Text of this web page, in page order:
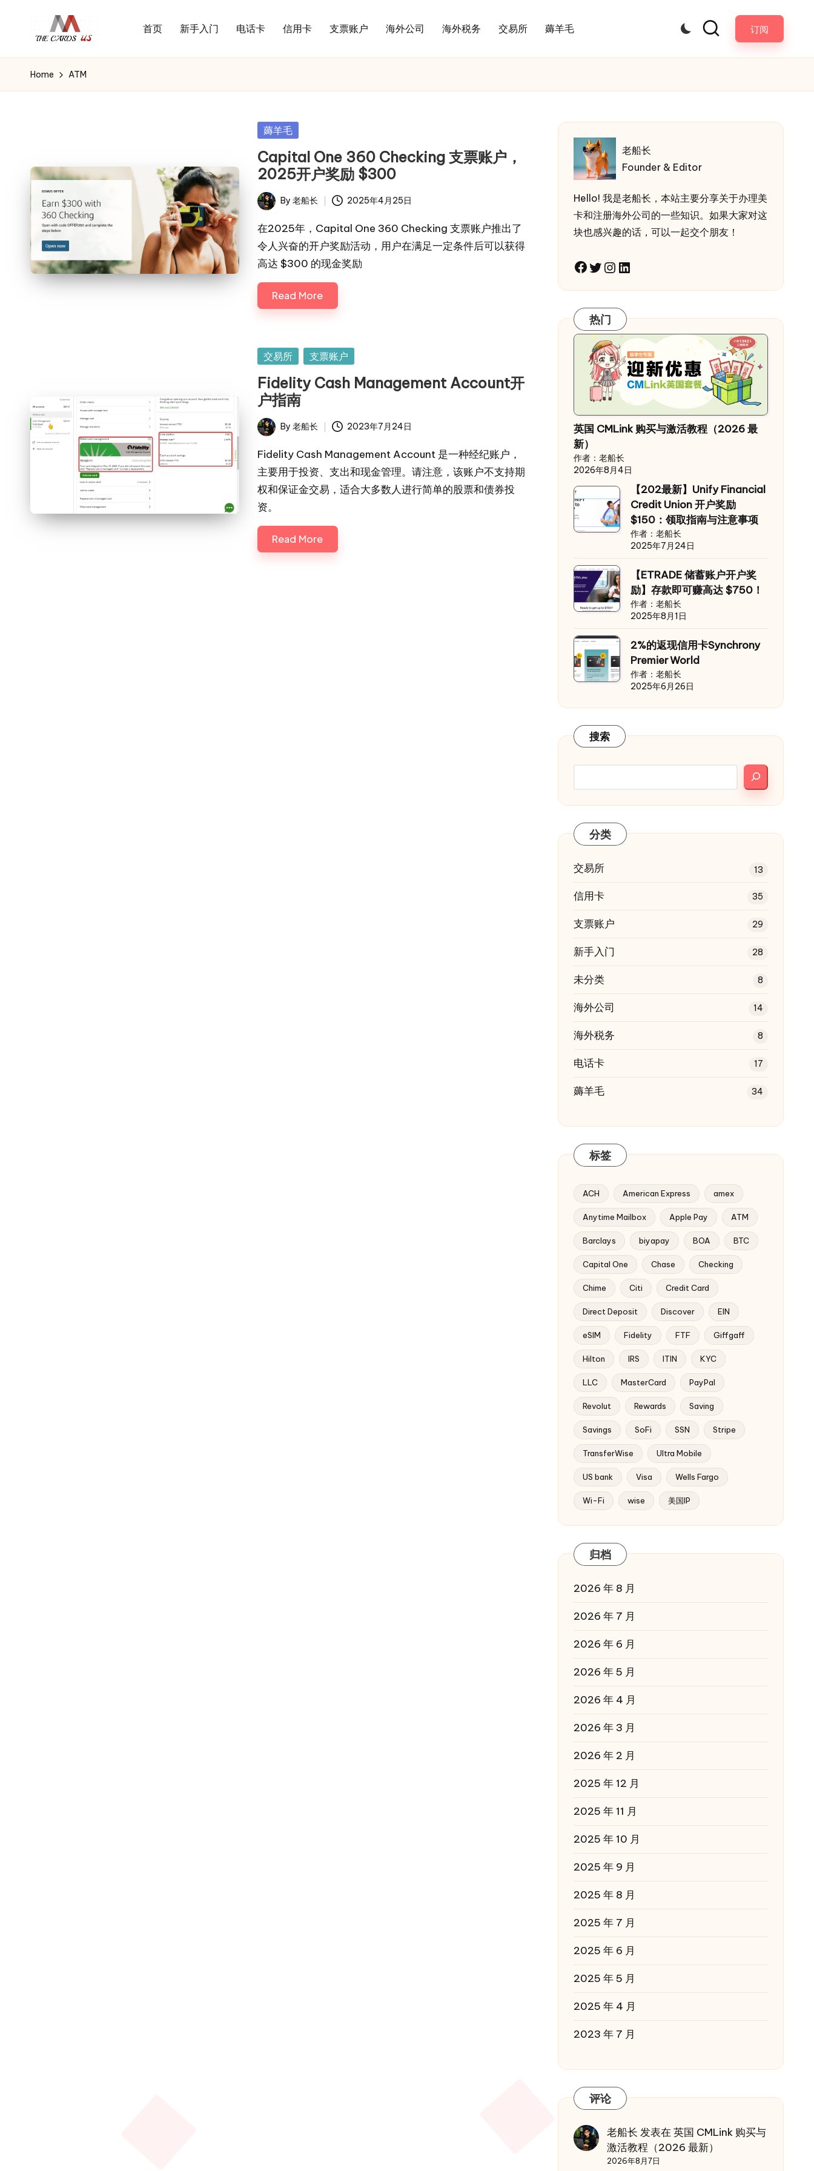
U
S
C
s
cards
of
首页 新手入门 电话卡 信用卡 支票账户 海外公司 海外税务 交易所 薅羊毛 订阅
Home ATM
Posted
薅羊毛
Capital One 360 Checking 支票账户，
2025开户奖励 $300
Posted
by
By 老船长 2025年4月25日
在2025年，Capital One 360 Checking 支票账户推出了
令人兴奋的开户奖励活动，用户在满足一定条件后可以获得
高达 $300 的现金奖励
Read More
Posted
交易所 支票账户
Fidelity Cash Management Account开
户指南
Posted
by
By 老船长 2023年7月24日
Fidelity Cash Management Account 是一种经纪账户，
主要用于投资、支出和现金管理。请注意，该账户不支持期
权和保证金交易，适合大多数人进行简单的股票和债券投
资。
Read More
老船长
Founder & Editor
Hello! 我是老船长，本站主要分享关于办理美
卡和注册海外公司的一些知识。如果大家对这
块也感兴趣的话，可以一起交个朋友！
Facebook
Twitter
Instagram
LinkedIn
热门
英国 CMLink 购买与激活教程（2026 最
新）
作者：老船长
2026年8月4日
【202最新】Unify Financial
Credit Union 开户奖励
$150：领取指南与注意事项
作者：老船长
2025年7月24日
【ETRADE 储蓄账户开户奖
励】存款即可赚高达 $750！
作者：老船长
2025年8月1日
2%的返现信用卡Synchrony
Premier World
作者：老船长
2025年6月26日
搜索
分类
交易所 13
信用卡 35
支票账户 29
新手入门 28
未分类 8
海外公司 14
海外税务 8
电话卡 17
薅羊毛 34
标签
ACH American Express amex
Anytime Mailbox Apple Pay ATM
Barclays biyapay BOA BTC
Capital One Chase Checking
Chime Citi Credit Card
Direct Deposit Discover EIN
eSIM Fidelity FTF Giffgaff
Hilton IRS ITIN KYC
LLC MasterCard PayPal
Revolut Rewards Saving
Savings SoFi SSN Stripe
TransferWise Ultra Mobile
US bank Visa Wells Fargo
Wi-Fi wise 美国IP
归档
2026 年 8 月
2026 年 7 月
2026 年 6 月
2026 年 5 月
2026 年 4 月
2026 年 3 月
2026 年 2 月
2025 年 12 月
2025 年 11 月
2025 年 10 月
2025 年 9 月
2025 年 8 月
2025 年 7 月
2025 年 6 月
2025 年 5 月
2025 年 4 月
2023 年 7 月
评论
老船长 发表在英国 CMLink 购买与
激活教程（2026 最新）
2026年8月7日